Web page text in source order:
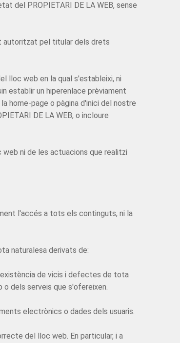
del PROPIETARI DE LA WEB, sense
autoritzat pel titular dels drets
lloc web en la qual s'estableixi, ni
establir un hiperenlace prèviament
home-page o pàgina d'inici del nostre
DE LA WEB, o incloure
web ni de les actuacions que realitzi
l'accés a tots els continguts, ni la
naturalesa derivats de:
de vicis i defectes de tota
dels serveis que s'ofereixen.
electrònics o dades dels usuaris.
del lloc web. En particular, i a